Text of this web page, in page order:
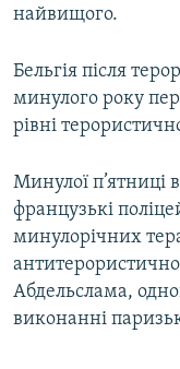
найвищого.
Бельгія після
минулого року
рівні
Минулої п’ятниці
французькі
минулорічних
Абдельслама,
виконанні